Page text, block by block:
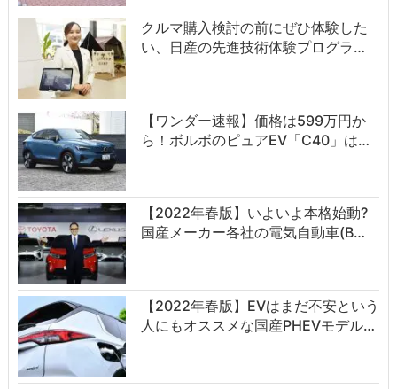
クルマ購入検討の前にぜひ体験した
い、日産の先進技術体験プログラ…
【ワンダー速報】価格は599万円か
ら！ボルボのピュアEV「C40」は…
【2022年春版】いよいよ本格始動?
国産メーカー各社の電気自動車(B…
【2022年春版】EVはまだ不安という
人にもオススメな国産PHEVモデル…